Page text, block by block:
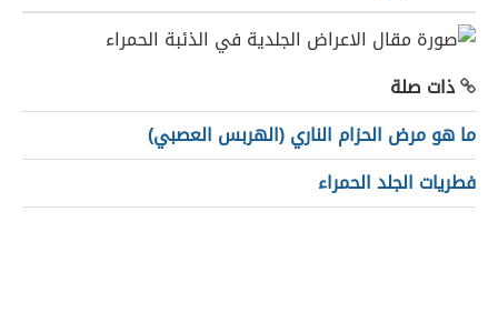
ذات صلة
ما هو مرض الحزام الناري (الهربس العصبي)
فطريات الجلد الحمراء